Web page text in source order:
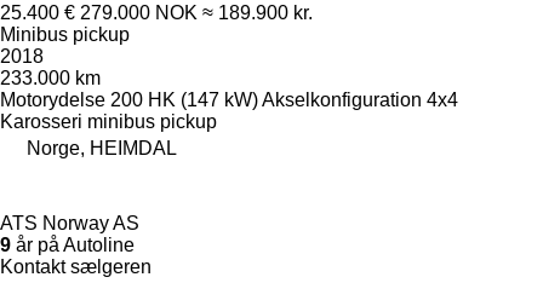
25.400 € 279.000 NOK ≈ 189.900 kr.
Minibus pickup
2018
233.000 km
Motorydelse 200 HK (147 kW)Akselkonfiguration 4x4
Karosseri minibus pickup
Norge, HEIMDAL
ATS Norway AS
9 år på Autoline
Kontakt sælgeren